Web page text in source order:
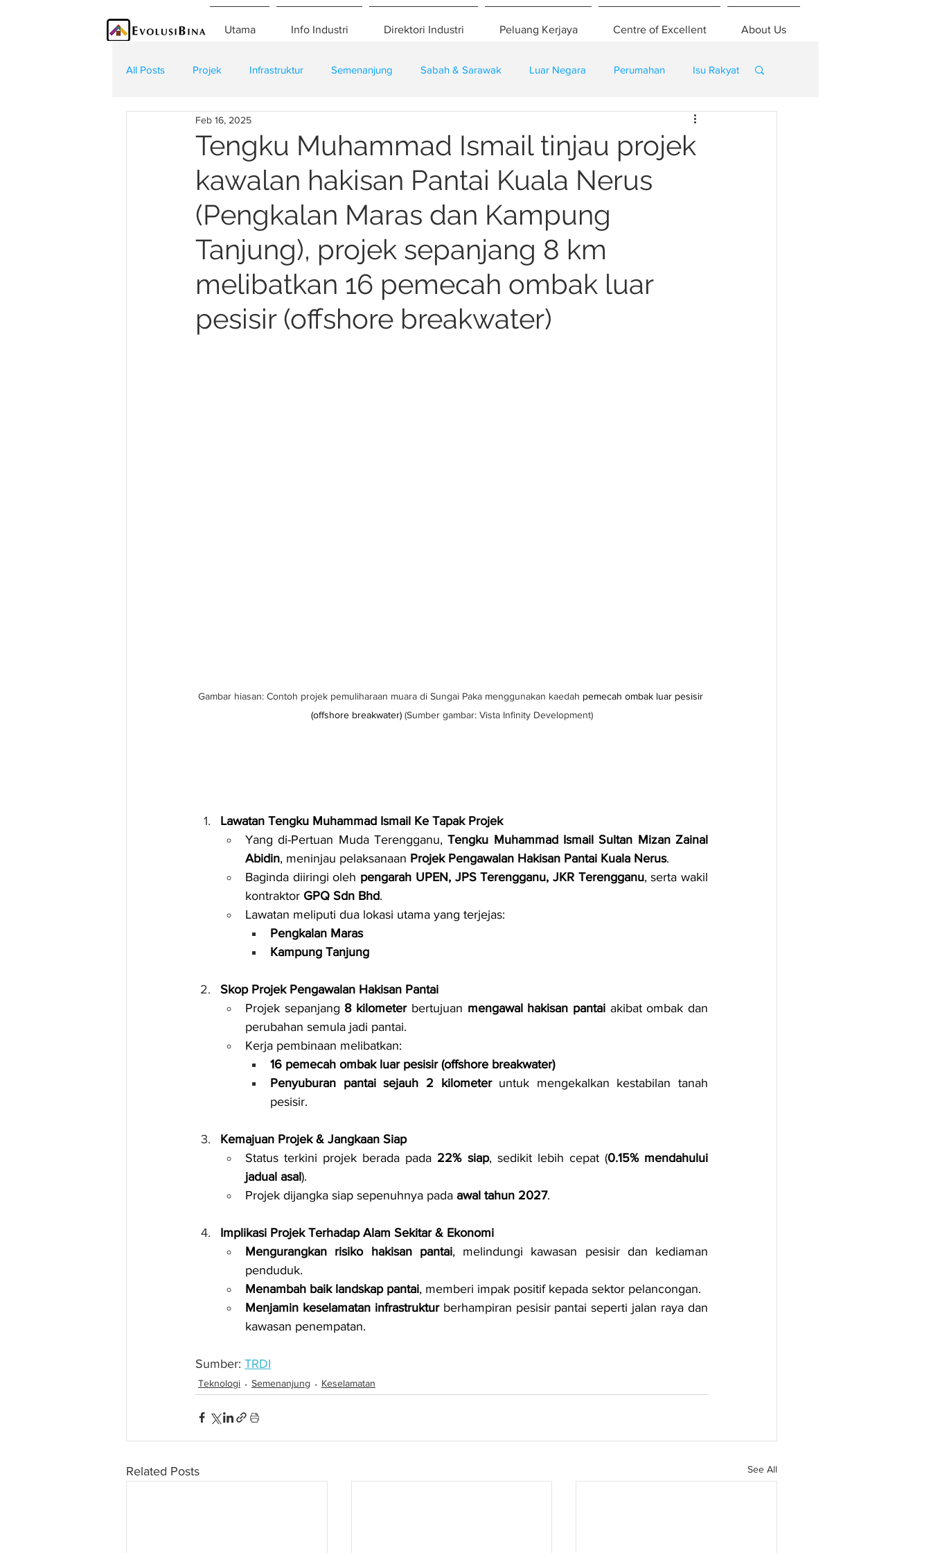
Utama Info Industri Direktori Industri Peluang Kerjaya Centre of Excellent About Us
All Posts Projek Infrastruktur Semenanjung Sabah & Sarawak Luar Negara Perumahan Isu Rakyat
Teknologi Kontraktor
Tengku Muhammad Ismail tinjau projek
kawalan hakisan Pantai Kuala Nerus
(Pengkalan Maras dan Kampung
Tanjung), projek sepanjang 8 km
melibatkan 16 pemecah ombak luar
pesisir (offshore breakwater)
Feb 16, 2025
Gambar hiasan: Contoh projek pemuliharaan muara di Sungai Paka menggunakan kaedah pemecah ombak luar pesisir
(offshore breakwater) (Sumber gambar: Vista Infinity Development)
Lawatan Tengku Muhammad Ismail Ke Tapak Projek
Yang di-Pertuan Muda Terengganu, Tengku Muhammad Ismail Sultan Mizan Zainal
Abidin, meninjau pelaksanaan Projek Pengawalan Hakisan Pantai Kuala Nerus.
Baginda diiringi oleh pengarah UPEN, JPS Terengganu, JKR Terengganu, serta wakil
kontraktor GPQ Sdn Bhd.
Lawatan meliputi dua lokasi utama yang terjejas:
Pengkalan Maras
Kampung Tanjung
Skop Projek Pengawalan Hakisan Pantai
Projek sepanjang 8 kilometer bertujuan mengawal hakisan pantai akibat ombak dan
perubahan semula jadi pantai.
Kerja pembinaan melibatkan:
16 pemecah ombak luar pesisir (offshore breakwater)
Penyuburan pantai sejauh 2 kilometer untuk mengekalkan kestabilan tanah
pesisir.
Kemajuan Projek & Jangkaan Siap
Status terkini projek berada pada 22% siap, sedikit lebih cepat (0.15% mendahului
jadual asal).
Projek dijangka siap sepenuhnya pada awal tahun 2027.
Implikasi Projek Terhadap Alam Sekitar & Ekonomi
Mengurangkan risiko hakisan pantai, melindungi kawasan pesisir dan kediaman
penduduk.
Menambah baik landskap pantai, memberi impak positif kepada sektor pelancongan.
Menjamin keselamatan infrastruktur berhampiran pesisir pantai seperti jalan raya dan
kawasan penempatan.
Sumber: TRDI
Teknologi Semenanjung Keselamatan
Related Posts See All